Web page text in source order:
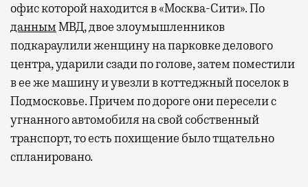
офис которой находится в «Москва-Сити». По
даннымМВД, двое злоумышленников
подкараулили женщину на парковке делового
центра, ударили сзади по голове, затем поместили
в ее же машину и увезли в коттеджный поселок в
Подмосковье. Причем по дороге они пересели с
угнанного автомобиля на свой собственный
транспорт, то есть похищение было тщательно
спланировано.